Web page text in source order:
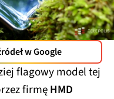
w Google
flagowy model tej
firmęHMD